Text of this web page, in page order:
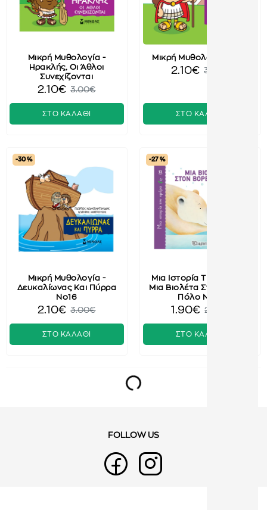
Μικρή Μυθολογία -
Ηρακλής, Οι Άθλοι
Συνεχίζονται
2.10€ 3.00€
ΣΤΟ ΚΑΛΑΘΙ
Μικρή Μυθολογία - Ήρα
2.10€ 3.00€
ΣΤΟ ΚΑΛΑΘΙ
-30 %
Μικρή Μυθολογία -
Δευκαλίωνας Και Πύρρα
No16
2.10€ 3.00€
ΣΤΟ ΚΑΛΑΘΙ
-27 %
Μια Ιστορία Την Ημέρα -
Μια Βιολέτα Στον Βόρειο
Πόλο No13
1.90€ 2.60€
ΣΤΟ ΚΑΛΑΘΙ
FOLLOW US